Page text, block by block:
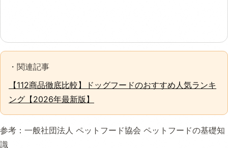
・関連記事
【112商品徹底比較】ドッグフードのおすすめ人気ランキ
ング【2026年最新版】
参考： 一般社団法人 ペットフード協会 ペットフードの基礎知
識